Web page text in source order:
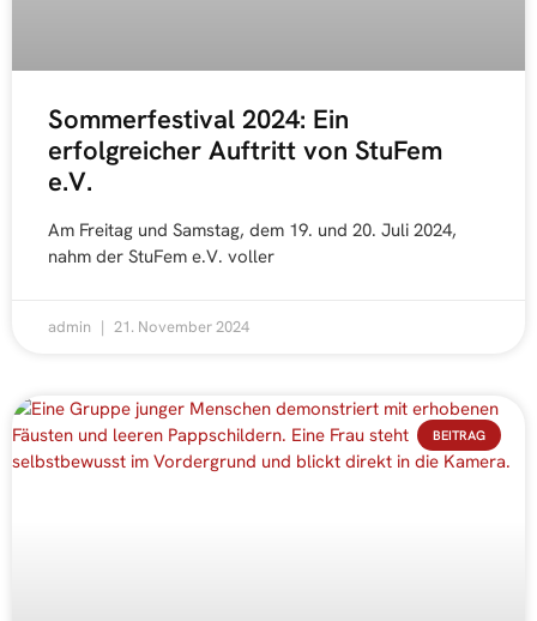
Sommerfestival 2024: Ein
erfolgreicher Auftritt von StuFem
e.V.
Am Freitag und Samstag, dem 19. und 20. Juli 2024,
nahm der StuFem e.V. voller
admin 21. November 2024
BEITRAG